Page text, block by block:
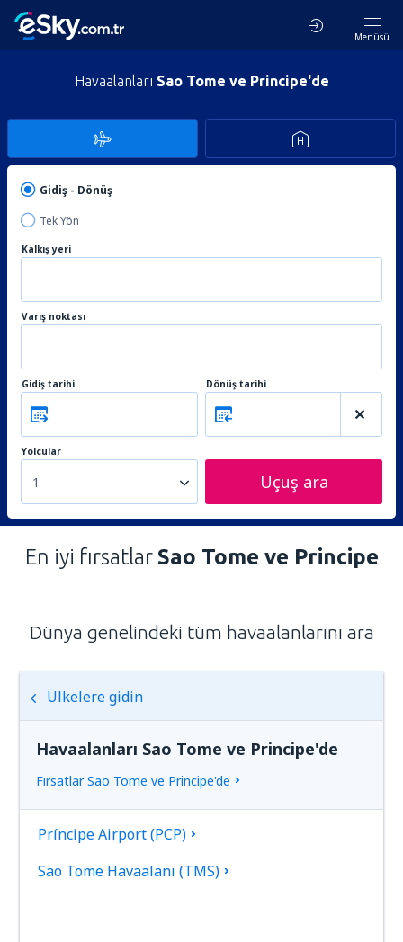
Menüsü
Havaalanları Sao Tome ve Principe'de
Gidiş - Dönüş
Tek Yön
Kalkış yeri
Varış noktası
Gidiş tarihi Dönüş tarihi
Yolcular
1 Uçuş ara
En iyi fırsatlarSao Tome ve Principe
Dünya genelindeki tüm havaalanlarını ara
Ülkelere gidin
Havaalanları Sao Tome ve Principe'de
Fırsatlar Sao Tome ve Principe'de
Príncipe Airport (PCP)
Sao Tome Havaalanı (TMS)